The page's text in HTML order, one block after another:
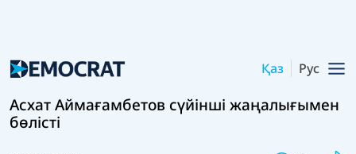
Қаз Рус
Асхат Аймағамбетов сүйінші жаңалығымен
бөлісті